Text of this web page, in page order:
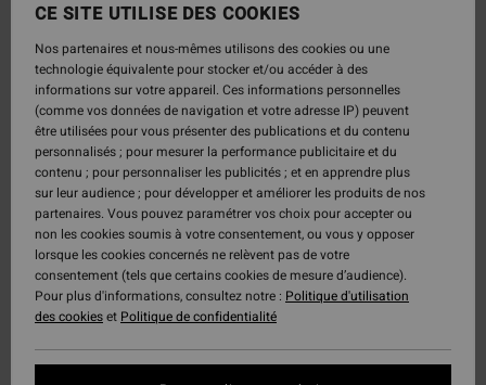
CE SITE UTILISE DES COOKIES
Nos partenaires et nous-mêmes utilisons des cookies ou une
technologie équivalente pour stocker et/ou accéder à des
informations sur votre appareil. Ces informations personnelles
(comme vos données de navigation et votre adresse IP) peuvent
être utilisées pour vous présenter des publications et du contenu
personnalisés ; pour mesurer la performance publicitaire et du
contenu ; pour personnaliser les publicités ; et en apprendre plus
sur leur audience ; pour développer et améliorer les produits de nos
partenaires. Vous pouvez paramétrer vos choix pour accepter ou
non les cookies soumis à votre consentement, ou vous y opposer
lorsque les cookies concernés ne relèvent pas de votre
consentement (tels que certains cookies de mesure d’audience).
Pour plus d'informations, consultez notre : Politique d'utilisation
des cookieset Politique de confidentialité